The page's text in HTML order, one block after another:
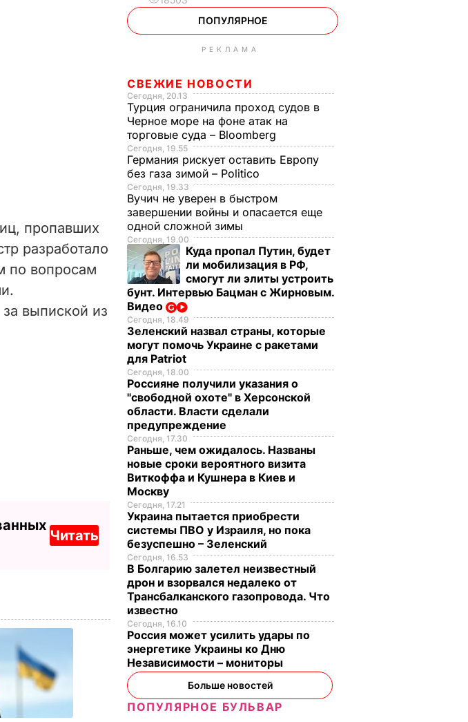
пропавших
разработало
по вопросам
выпиской из
Читать
ПОПУЛЯРНОЕ
РЕКЛАМА
СВЕЖИЕ НОВОСТИ
Сегодня, 20.13
Турция ограничила проход судов в
Черное море на фоне атак на
торговые суда – Bloomberg
Сегодня, 19.55
Германия рискует оставить Европу
без газа зимой – Politico
Сегодня, 19.33
Вучич не уверен в быстром
завершении войны и опасается еще
одной сложной зимы
Сегодня, 19.00
Куда пропал Путин, будет
ли мобилизация в РФ,
смогут ли элиты устроить
бунт. Интервью Бацман с Жирновым.
Видео
Сегодня, 18.49
Зеленский назвал страны, которые
могут помочь Украине с ракетами
для Patriot
Сегодня, 18.00
Россияне получили указания о
"свободной охоте" в Херсонской
области. Власти сделали
предупреждение
Сегодня, 17.30
Раньше, чем ожидалось. Названы
новые сроки вероятного визита
Виткоффа и Кушнера в Киев и
Москву
Сегодня, 17.21
Украина пытается приобрести
системы ПВО у Израиля, но пока
безуспешно – Зеленский
Сегодня, 16.53
В Болгарию залетел неизвестный
дрон и взорвался недалеко от
Трансбалканского газопровода. Что
известно
Сегодня, 16.10
Россия может усилить удары по
энергетике Украины ко Дню
Независимости – мониторы
Больше новостей
ПОПУЛЯРНОЕ БУЛЬВАР